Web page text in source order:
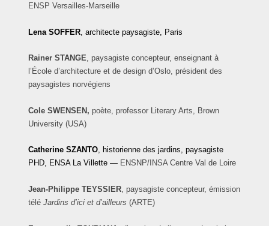
ENSP Versailles-Marseille
Lena SOFFER, architecte paysagiste, Paris
Rainer STANGE, paysagiste concepteur, enseignant à
l’École d’architecture et de design d’Oslo, président des
paysagistes norvégiens
Cole SWENSEN, poète, professor Literary Arts, Brown
University (USA)
Catherine SZANTO, historienne des jardins, paysagiste
PHD, ENSA La Villette — ENSNP/INSA Centre Val de Loire
Jean-Philippe TEYSSIER, paysagiste concepteur, émission
télé Jardins d’ici et d’ailleurs (ARTE)